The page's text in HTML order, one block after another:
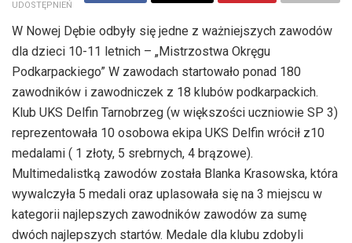
UDOSTĘPNIEŃ
W Nowej Dębie odbyły się jedne z ważniejszych zawodów
dla dzieci 10-11 letnich – „Mistrzostwa Okręgu
Podkarpackiego” W zawodach startowało ponad 180
zawodników i zawodniczek z 18 klubów podkarpackich.
Klub UKS Delfin Tarnobrzeg (w większości uczniowie SP 3)
reprezentowała 10 osobowa ekipa UKS Delfin wrócił z10
medalami ( 1 złoty, 5 srebrnych, 4 brązowe).
Multimedalistką zawodów została Blanka Krasowska, która
wywalczyła 5 medali oraz uplasowała się na 3 miejscu w
kategorii najlepszych zawodników zawodów za sumę
dwóch najlepszych startów. Medale dla klubu zdobyli